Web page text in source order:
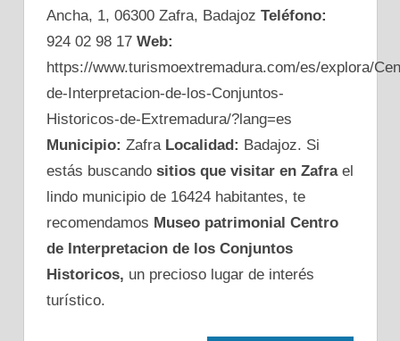
Ancha, 1, 06300 Zafra, Badajoz Teléfono:
924 02 98 17 Web:
https://www.turismoextremadura.com/es/explora/
de-Interpretacion-de-los-Conjuntos-
Historicos-de-Extremadura/?lang=es
Municipio: Zafra Localidad: Badajoz. Si
estás buscando sitios que visitar en Zafrael
lindo municipio de 16424 habitantes, te
recomendamos Museo patrimonial Centro
de Interpretacion de los Conjuntos
Historicos, un precioso lugar de interés
turístico.